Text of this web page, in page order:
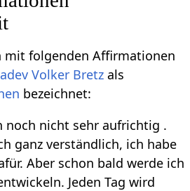
mit folgenden Affirmationen
Volker Bretz als
bezeichnet:
noch nicht sehr aufrichtig .
ganz verständlich, ich habe
Aber schon bald werde ich
Jeden Tag wird